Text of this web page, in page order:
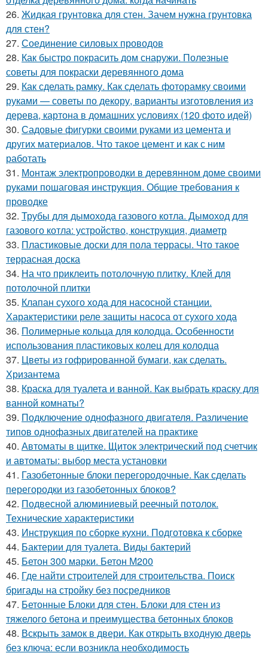
26. Жидкая грунтовка для стен. Зачем нужна грунтовка
для стен?
27. Соединение силовых проводов
28. Как быстро покрасить дом снаружи. Полезные
советы для покраски деревянного дома
29. Как сделать рамку. Как сделать фоторамку своими
руками — советы по декору, варианты изготовления из
дерева, картона в домашних условиях (120 фото идей)
30. Садовые фигурки своими руками из цемента и
других материалов. Что такое цемент и как с ним
работать
31. Монтаж электропроводки в деревянном доме своими
руками пошаговая инструкция. Общие требования к
проводке
32. Трубы для дымохода газового котла. Дымоход для
газового котла: устройство, конструкция, диаметр
33. Пластиковые доски для пола террасы. Что такое
террасная доска
34. На что приклеить потолочную плитку. Клей для
потолочной плитки
35. Клапан сухого хода для насосной станции.
Характеристики реле защиты насоса от сухого хода
36. Полимерные кольца для колодца. Особенности
использования пластиковых колец для колодца
37. Цветы из гофрированной бумаги, как сделать.
Хризантема
38. Краска для туалета и ванной. Как выбрать краску для
ванной комнаты?
39. Подключение однофазного двигателя. Различение
типов однофазных двигателей на практике
40. Автоматы в щитке. Щиток электрический под счетчик
и автоматы: выбор места установки
41. Газобетонные блоки перегородочные. Как сделать
перегородки из газобетонных блоков?
42. Подвесной алюминиевый реечный потолок.
Технические характеристики
43. Инструкция по сборке кухни. Подготовка к сборке
44. Бактерии для туалета. Виды бактерий
45. Бетон 300 марки. Бетон М200
46. Где найти строителей для строительства. Поиск
бригады на стройку без посредников
47. Бетонные Блоки для стен. Блоки для стен из
тяжелого бетона и преимущества бетонных блоков
48. Вскрыть замок в двери. Как открыть входную дверь
без ключа: если возникла необходимость